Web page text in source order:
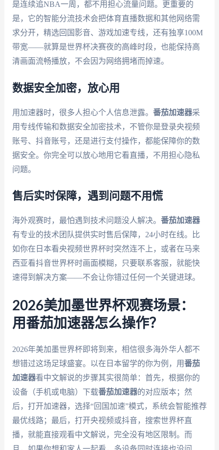
是连续追NBA一周，都不用担心流量问题。更重要的
是，它的智能分流技术会把体育直播数据和其他网络需
求分开，精选回国影音、游戏加速专线，还有独享100M
带宽——就算是世界杯决赛夜的高峰时段，也能保持高
清画面流畅播放，不会因为网络拥堵而掉速。
数据安全加密，放心用
用加速器时，很多人担心个人信息泄露。 番茄加速器采
用专线传输和数据安全加密技术，不管你是登录央视频
账号、抖音账号，还是进行支付操作，都能保障你的数
据安全。你完全可以放心地用它看直播，不用担心隐私
问题。
售后实时保障，遇到问题不用慌
海外观赛时，最怕遇到技术问题没人解决。 番茄加速器
有专业的技术团队提供实时售后保障，24小时在线。比
如你在日本看央视频世界杯时突然连不上，或者在马来
西亚看抖音世界杯时画面模糊，只要联系客服，就能快
速得到解决方案——不会让你错过任何一个关键进球。
2026美加墨世界杯观赛场景：
用番茄加速器怎么操作？
2026年美加墨世界杯即将到来，相信很多海外华人都不
想错过这场足球盛宴。以在日本留学的你为例，用番茄
加速器看中文解说的步骤其实很简单：首先，根据你的
设备（手机或电脑）下载番茄加速器的对应版本；然
后，打开加速器，选择“回国加速”模式，系统会智能推荐
最优线路；最后，打开央视频或抖音，搜索世界杯直
播，就能直接观看中文解说，完全没有地区限制。而